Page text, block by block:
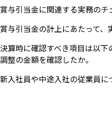
賞与引当金に関連する実務のチ
賞与引当金の計上にあたって
決算時に確認すべき項目は以
調整の金額を確認したか。
新入社員や中途入社の従業員